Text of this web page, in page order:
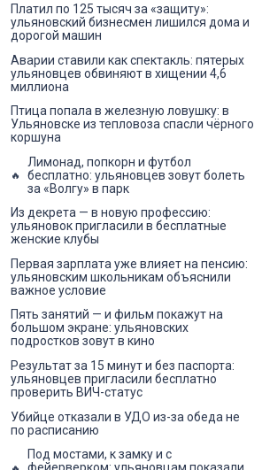
Платил по 125 тысяч за «защиту»:
ульяновский бизнесмен лишился дома и
дорогой машин
Аварии ставили как спектакль: пятерых
ульяновцев обвиняют в хищении 4,6
миллиона
Птица попала в железную ловушку: в
Ульяновске из тепловоза спасли чёрного
коршуна
Лимонад, попкорн и футбол
бесплатно: ульяновцев зовут болеть
за «Волгу» в парк
Из декрета — в новую профессию:
ульяновок пригласили в бесплатные
женские клубы
Первая зарплата уже влияет на пенсию:
ульяновским школьникам объяснили
важное условие
Пять занятий — и фильм покажут на
большом экране: ульяновских
подростков зовут в кино
Результат за 15 минут и без паспорта:
ульяновцев пригласили бесплатно
проверить ВИЧ-статус
Убийце отказали в УДО из-за обеда не
по расписанию
Под мостами, к замку и с